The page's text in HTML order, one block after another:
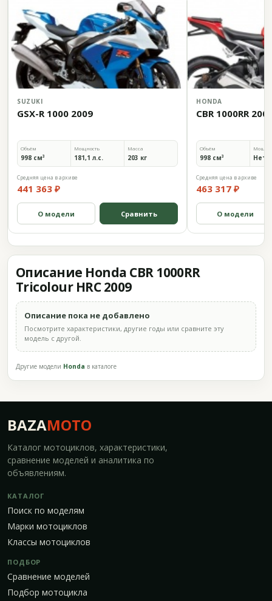
SUZUKI
GSX-R 1000 2009
Объём
998 см³
Мощность
181,1 л.с.
Масса
203 кг
Средняя цена в архиве
441 363 ₽
О модели Сравнить
HONDA
CBR 1000RR
Объём
998 см³ Нет
Средняя цена в архиве
463 317 ₽
О модели
Описание Honda CBR 1000RR
Tricolour HRC 2009
Описание пока не добавлено
Посмотрите характеристики, другие годы или сравните эту
модель с другой.
Другие модели Honda в каталоге
BAZAMOTO
Каталог мотоциклов, характеристики,
сравнение моделей и аналитика по
объявлениям.
КАТАЛОГ
Поиск по моделям
Марки мотоциклов
Классы мотоциклов
ПОДБОР
Сравнение моделей
Подбор мотоцикла